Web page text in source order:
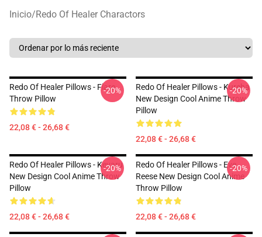
Inicio/Redo Of Healer Charactors
Redo Of Healer Pillows - Flare
Throw Pillow
22,08 € - 26,68 €
-20%
Redo Of Healer Pillows - Kureha
New Design Cool Anime Throw
Pillow
22,08 € - 26,68 €
-20%
Redo Of Healer Pillows - Keyaru
New Design Cool Anime Throw
Pillow
22,08 € - 26,68 €
-20%
Redo Of Healer Pillows - Eve
Reese New Design Cool Anime
Throw Pillow
22,08 € - 26,68 €
-20%